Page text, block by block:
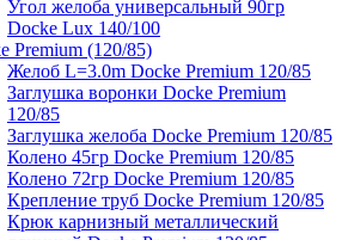
Угол желоба универсальный 90гр
Docke Lux 140/100
Premium (120/85)
Желоб L=3.0m Docke Premium 120/85
Заглушка воронки Docke Premium
120/85
Заглушка желоба Docke Premium 120/85
Колено 45гр Docke Premium 120/85
Колено 72гр Docke Premium 120/85
Крепление труб Docke Premium 120/85
Крюк карнизный металлический